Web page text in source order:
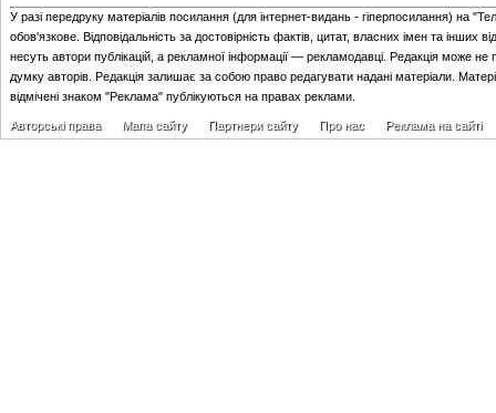
У разі передруку матеріалів посилання (для iнтернет-видань - гiперпосилання) на
обов'язкове. Відповідальність за достовірність фактів, цитат, власних імен та інших
несуть автори публікацій, а рекламної інформації — рекламодавці. Редакція може не
думку авторів. Редакція залишає за собою право редагувати надані матеріали.
відмічені знаком "Реклама" публікуються на правах реклами.
Авторські права Мапа сайту Партнери сайту Про нас Реклама на сайті